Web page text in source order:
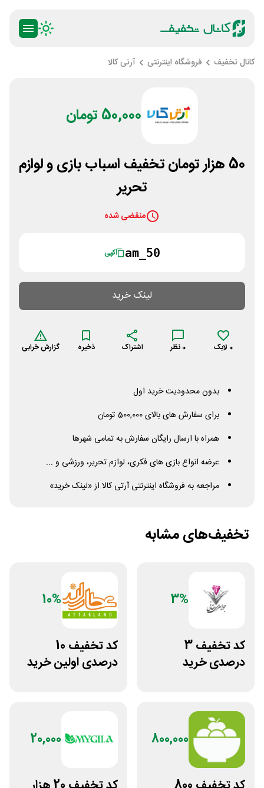
کانال تخفیف فروشگاه اینترنتی آرتی کالا
50,000 تومان
50 هزار تومان تخفیف اسباب بازی و لوازم
تحریر
منقضی شده
am_50 کپی
لینک خرید
0 لایک 0 نظر اشتراک ذخیره گزارش خرابی
بدون محدودیت خرید اول
برای سفارش های بالای 500,000 تومان
همراه با ارسال رایگان سفارش به تمامی شهرها
عرضه انواع بازی های فکری، لوازم تحریر، ورزشی و ...
مراجعه به فروشگاه اینترنتی آرتی کالا از «لینک خرید»
تخفیف‌های مشابه
3%
کد تخفیف 3
درصدی خرید
10%
کد تخفیف 10
درصدی اولین خرید
800,000
20,000